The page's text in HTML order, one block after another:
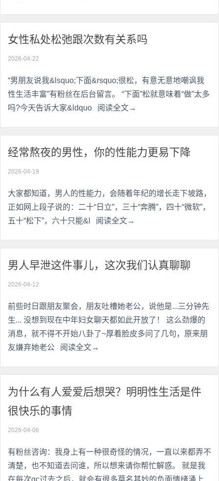
女性私处松弛跟次数有关系吗
2026-04-22
“男朋友说我&lsquo;下面&rsquo;很松，有意无意地嘲讽我
性生活丰富”有粉丝在后台留言。 “下面”松就意味着“做”太多
吗?今天告诉大家&ldquo
阅读全文→
经常熬夜的男性，你的性能力更易下降
2026-04-19
大家都知道，男人的性能力，会随着年纪的增长走下坡路，
正如网上段子说的：二十“日立”，三十“奔腾”，四十“微软”，
五十“松下”，六十只能&l
阅读全文→
男人早泄这件事儿，这次我们认真聊聊
2026-04-12
前些时日跟朋友聚会，朋友吐槽她老公，说他是...三分钟先
生... 没想到现在中年妇女聊天都如此开放了！ 这么劲爆的
消息，就不得不开始八卦了~厚着脸皮多问了几句，原来朋
友嫌弃她老公
阅读全文→
为什么有人爱爱后想哭？明明性生活是件
很快乐的事情
2026-04-06
有粉丝咨询：我身上有一种很奇怪的情况，一直以来都弄不
清楚，也不知道去问谁，所以想来请你帮忙解惑。 就是我